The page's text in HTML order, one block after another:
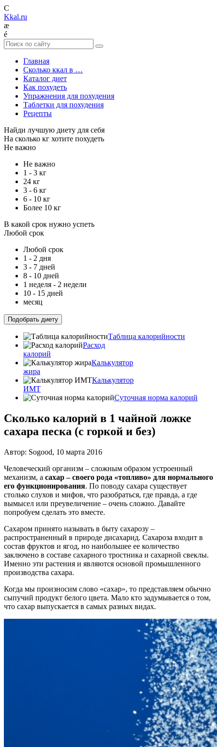
C
Kkal.ru
æ
é
Главная
Сколько ккал в …
Каталог диет
Как похудеть
Упражнения для похудения
Таблетки для похудения
Рецепты
Найди лучшую диету для себя
На сколько кг хотите похудеть
Не важно
Не важно
1 - 3 кг
24 кг
3 - 6 кг
6 - 10 кг
Более 10 кг
В какой срок нужно успеть
Любой срок
Любой срок
1 - 2 дня
3 - 7 дней
8 - 10 дней
1 неделя - 2 недели
10 - 15 дней
месяц
Подобрать диету
Таблица калорийности
Расход
калорий
Калькулятор
жира
Калькулятор
ИМТ
Суточная норма калорий
Сколько калорий в 1 чайной ложке
сахара песка (с горкой и без)
Автор: Sogood, 10 марта 2016
Человеческий организм – сложным образом устроенный
механизм, а сахар – своего рода «топливо» для нормального
его функционирования. По поводу сахара существует
столько слухов и мифов, что разобраться, где правда, а где
вымысел или преувеличение – очень сложно. Давайте
попробуем сделать это вместе.
Сахаром принято называть в быту сахарозу –
распространенный в природе дисахарид. Сахароза входит в
состав фруктов и ягод, но наибольшее ее количество
заключено в составе сахарного тростника и сахарной свеклы.
Именно эти растения и являются основой промышленного
производства сахара.
Когда мы произносим слово «сахар», то представляем обычно
сыпучий продукт белого цвета. Мало кто задумывается о том,
что сахар выпускается в самых разных видах.